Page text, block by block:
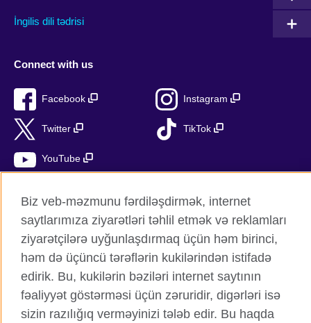
İngilis dili tədrisi
Connect with us
Facebook Instagram
Twitter TikTok
YouTube
British Council qlobal
Məxfilik və şərtlər
Sitemap
Biz veb-məzmunu fərdiləşdirmək, internet
saytlarımıza ziyarətləri təhlil etmək və reklamları
ziyarətçilərə uyğunlaşdırmaq üçün həm birinci,
həm də üçüncü tərəflərin kukilərindən istifadə
edirik. Bu, kukilərin bəziləri internet saytının
fəaliyyət göstərməsi üçün zəruridir, digərləri isə
sizin razılığıq verməyinizi tələb edir. Bu haqda